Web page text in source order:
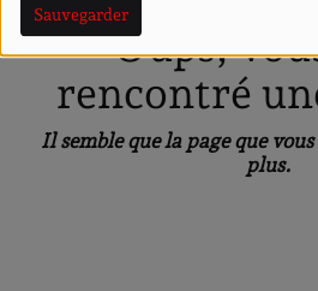
Sauvegarder
Oups,
rencontré
Il semble que la page que
plus.